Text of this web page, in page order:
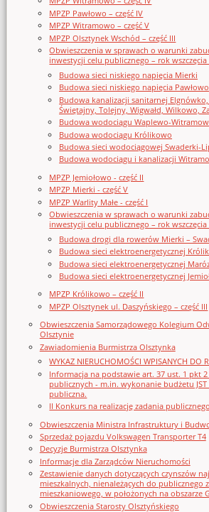
MPZP Pawłowo – część IV
MPZP Witramowo – część V
MPZP Olsztynek Wschód – część III
Obwieszczenia w sprawach o warunki
inwestycji celu publicznego – rok wszczęcia
Budowa sieci niskiego napięcia Mierki
Budowa sieci niskiego napięcia Pawłowo
Budowa kanalizacji sanitarnej Elgnówko,
Świętajny, Tolejny, Wigwałd, Wilkowo,
Budowa wodociągu Waplewo-
Budowa wodociągu Królikowo
Budowa sieci wodociągowej Swaderki-
Budowa wodociągu i kanalizacji
MPZP Jemiołowo - część II
MPZP Mierki - część V
MPZP Warlity Małe - część I
Obwieszczenia w sprawach o warunki
inwestycji celu publicznego – rok wszczęcia
Budowa drogi dla rowerów Mierki –
Budowa sieci elektroenergetycznej
Budowa sieci elektroenergetycznej
Budowa sieci elektroenergetycznej
MPZP Królikowo – część II
MPZP Olsztynek ul. Daszyńskiego – część III
Obwieszczenia Samorządowego Kolegium
Olsztynie
Zawiadomienia Burmistrza Olsztynka
WYKAZ NIERUCHOMOŚCI WPISANYCH DO
Informacja na podstawie art. 37 ust. 1 pkt
publicznych - m.in. wykonanie budżetu
publiczna.
II Konkurs na realizację zadania publicznego
Obwieszczenia Ministra Infrastruktury i
Sprzedaż pojazdu Volkswagen Transporter T4
Decyzje Burmistrza Olsztynka
Informacje dla Zarządców Nieruchomości
Zestawienie danych dotyczących czynszów
mieszkalnych, nienależących do publicznego
mieszkaniowego, w położonych na obszarze
Obwieszczenia Starosty Olsztyńskiego